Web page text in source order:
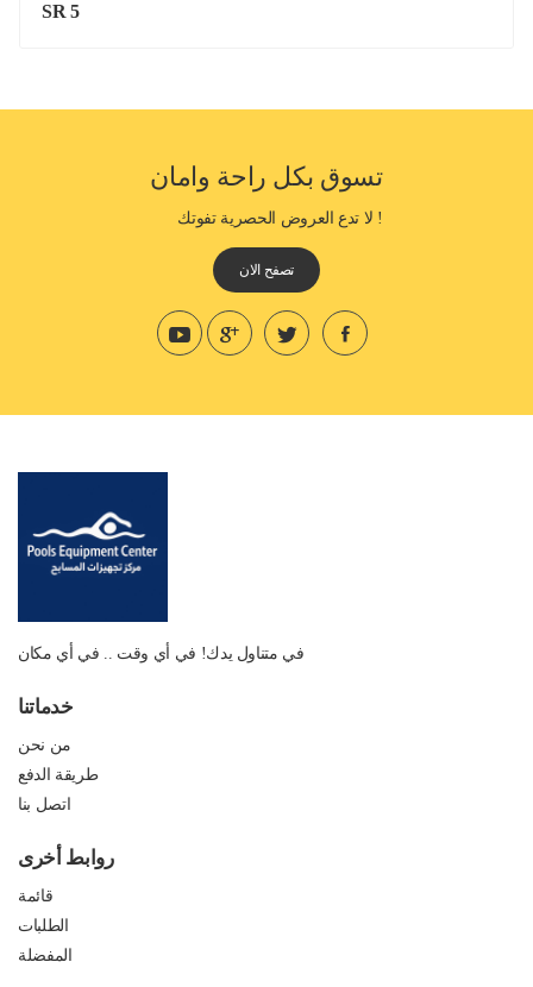
SR 5
تسوق بكل راحة وامان
! لا تدع العروض الحصرية تفوتك
تصفح الان
في متناول يدك! في أي وقت .. في أي مكان
خدماتنا
من نحن
طريقة الدفع
اتصل بنا
روابط أخرى
قائمة
الطلبات
المفضلة